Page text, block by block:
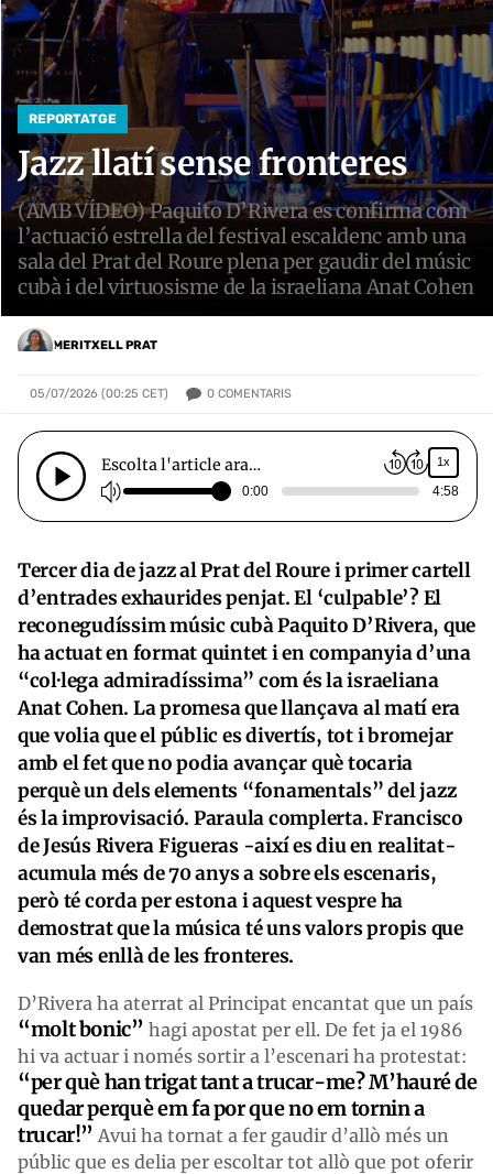
REPORTATGE
Jazz llatí sense fronteres
(AMB VÍDEO) Paquito D’Rivera es confirma com
l’actuació estrella del festival escaldenc amb una
sala del Prat del Roure plena per gaudir del músic
cubà i del virtuosisme de la israeliana Anat Cohen
MERITXELL PRAT
05/07/2026 (00:25 CET) 0 COMENTARIS
Escolta l'article ara… 1x
0:00 4:58
Tercer dia de jazz al Prat del Roure i primer cartell
d’entrades exhaurides penjat. El ‘culpable’? El
reconegudíssim músic cubà Paquito D’Rivera, que
ha actuat en format quintet i en companyia d’una
“col·lega admiradíssima” com és la israeliana
Anat Cohen. La promesa que llançava al matí era
que volia que el públic es divertís, tot i bromejar
amb el fet que no podia avançar què tocaria
perquè un dels elements “fonamentals” del jazz
és la improvisació. Paraula complerta. Francisco
de Jesús Rivera Figueras -així es diu en realitat-
acumula més de 70 anys a sobre els escenaris,
però té corda per estona i aquest vespre ha
demostrat que la música té uns valors propis que
van més enllà de les fronteres.
D’Rivera ha aterrat al Principat encantat que un país
“molt bonic” hagi apostat per ell. De fet ja el 1986
hi va actuar i només sortir a l’escenari ha protestat:
“per què han trigat tant a trucar-me? M’hauré de
quedar perquè em fa por que no em tornin a
trucar!” Avui ha tornat a fer gaudir d’allò més un
públic que es delia per escoltar tot allò que pot oferir